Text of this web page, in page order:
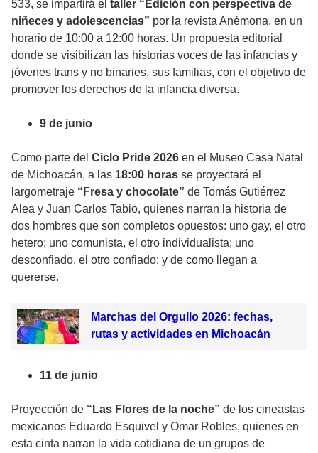
533, se impartirá el taller “Edición con perspectiva de
niñeces y adolescencias” por la revista Anémona, en un
horario de 10:00 a 12:00 horas. Un propuesta editorial
donde se visibilizan las historias voces de las infancias y
jóvenes trans y no binaries, sus familias, con el objetivo de
promover los derechos de la infancia diversa.
9 de junio
Como parte del Ciclo Pride 2026 en el Museo Casa Natal
de Michoacán, a las 18:00 horas se proyectará el
largometraje “Fresa y chocolate” de Tomás Gutiérrez
Alea y Juan Carlos Tabio, quienes narran la historia de
dos hombres que son completos opuestos: uno gay, el otro
hetero; uno comunista, el otro individualista; uno
desconfiado, el otro confiado; y de como llegan a
quererse.
Marchas del Orgullo 2026: fechas,
rutas y actividades en Michoacán
11 de junio
Proyección de “Las Flores de la noche” de los cineastas
mexicanos Eduardo Esquivel y Omar Robles, quienes en
esta cinta narran la vida cotidiana de un grupos de